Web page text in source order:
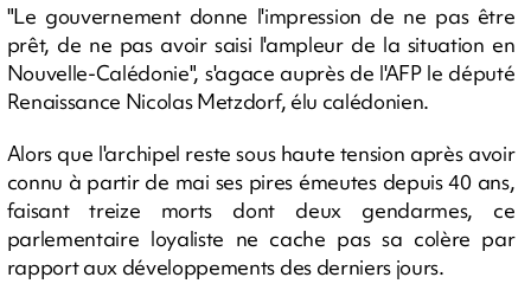
"Le gouvernement donne l'impression de ne pas être
prêt, de ne pas avoir saisi l'ampleur de la situation en
Nouvelle-Calédonie", s'agace auprès de l'AFP le député
Renaissance Nicolas Metzdorf, élu calédonien.
Alors que l'archipel reste sous haute tension après avoir
connu à partir de mai ses pires émeutes depuis 40 ans,
faisant treize morts dont deux gendarmes, ce
parlementaire loyaliste ne cache pas sa colère par
rapport aux développements des derniers jours.